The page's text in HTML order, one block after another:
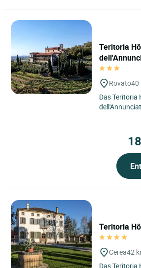
Teritoria
Rovato40
Das Teritoria
Herzen der
eingebettet...
Teritoria
Cerea42
Das Teritoria